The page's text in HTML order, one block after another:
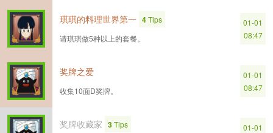
琪琪的料理世界第一 4Tips
请琪琪做5种以上的套餐。
01-01
08:47
奖牌之爱
收集10面D奖牌。
01-01
08:47
奖牌收藏家 3Tips
01-01